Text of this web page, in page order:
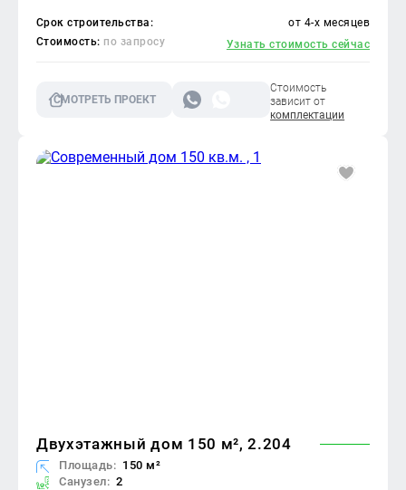
Срок строительства:
от 4-х месяцев
Стоимость: по запросу Узнать стоимость сейчас
СМОТРЕТЬ ПРОЕКТ
Стоимость
зависит от
комплектации
Двухэтажный дом 150 м², 2.204
Площадь: 150 м²
Санузел: 2